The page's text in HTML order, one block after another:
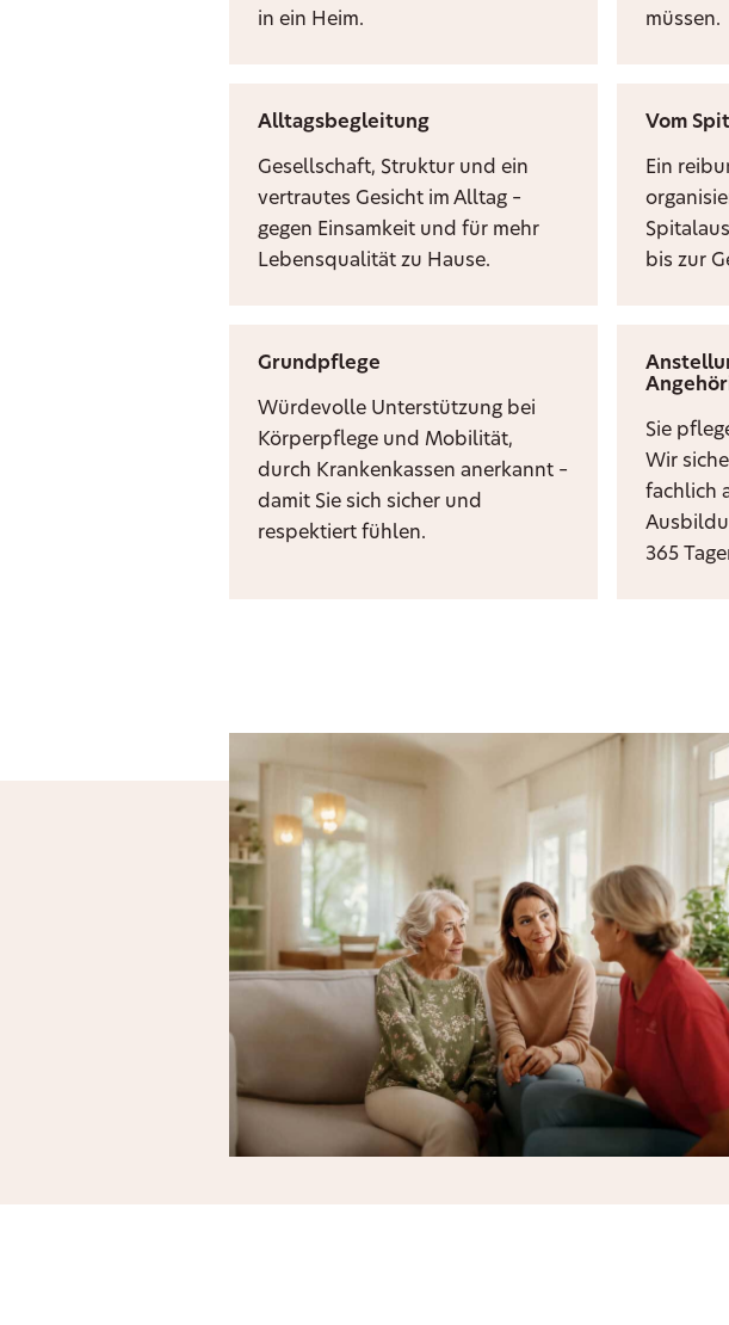
in ein Heim.
müssen.
Alltagsbegleitung
Gesellschaft, Struktur und ein
vertrautes Gesicht im Alltag –
gegen Einsamkeit und für mehr
Lebensqualität zu Hause.
Vom
Ein
bis zur
Grundpflege
Würdevolle Unterstützung bei
Körperpflege und Mobilität,
durch Krankenkassen anerkannt –
damit Sie sich sicher und
respektiert fühlen.
Sie
Wir
fachlich
365